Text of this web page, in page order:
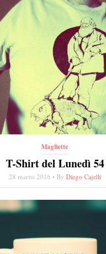
Magliette
T-Shirt del Lunedì 54
28 marzo 2016 • By Diego Cajelli